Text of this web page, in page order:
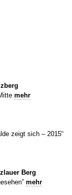
mehr
zeigt sich – 2015“
Berg
mehr